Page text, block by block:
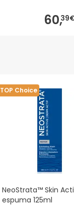
60,
TOP Choice
NeoStrata™ Skin
espuma 125ml